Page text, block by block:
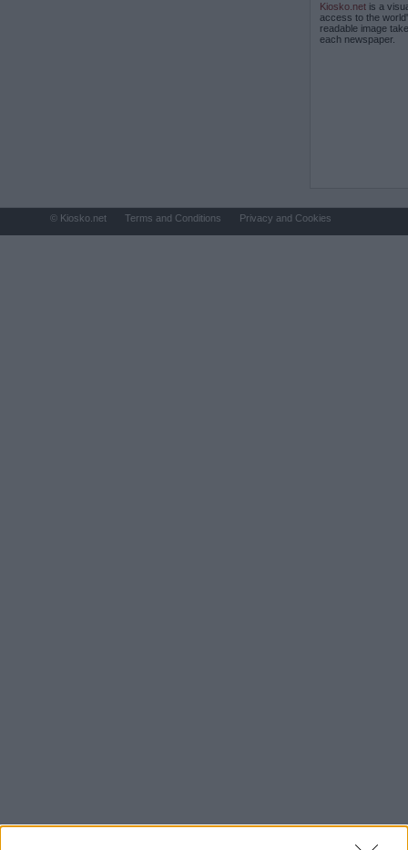
Kiosko.net is a
access to the
readable image
each newspaper.
© Kiosko.net Terms and Conditions Privacy and Cookies